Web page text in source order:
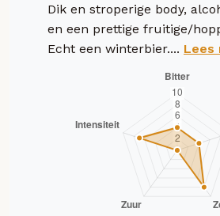
Dik en stroperige body,
en een prettige fruitige/
Echt een winterbier.... Lees